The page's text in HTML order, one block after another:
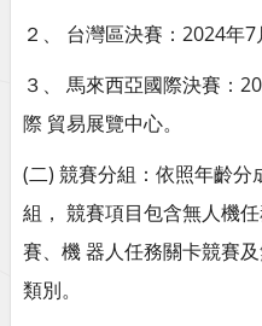
２、 台灣區決賽：2024年7
３、 馬來西亞國際決賽：
際 貿易展覽中心。
(二) 競賽分組：依照年齡
組， 競賽項目包含無人機
賽、機 器人任務關卡競賽
類別。